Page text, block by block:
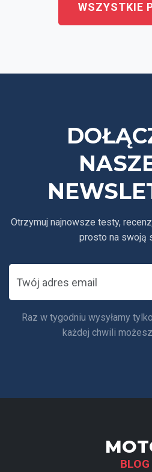
WSZYSTKIE
Otrzymuj najnowsze testy,
prosto na swoją
Raz w tygodniu wysyłamy
każdej chwili
BLOG